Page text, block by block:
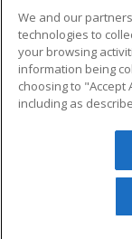
Military
Financial
Help
© 2026
reserved. The
We and our
technologies to
your browsing
information being
choosing to "Accept
including as